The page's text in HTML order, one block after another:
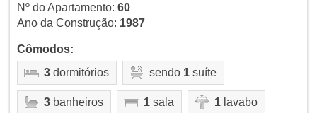
Nº do Apartamento: 60
Ano da Construção: 1987
Cômodos:
3dormitórios sendo 1suíte
3banheiros 1sala 1lavabo